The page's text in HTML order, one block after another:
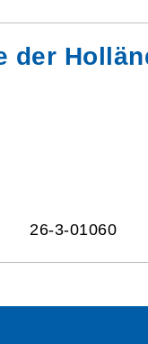
der
26-3-01060